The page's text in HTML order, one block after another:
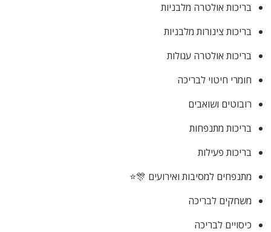
בריכות אולטרה מלבניות
בריכות צינורות מלבניות
בריכות אולטרה עגולות
חומרי חיטוי לבריכה
רובוטים ושואבים
בריכות מתנפחות
בריכות פעילות
מתנפחים למסיבות ואירועים 🎊⭐
משחקים לבריכה
כיסויים לבריכה